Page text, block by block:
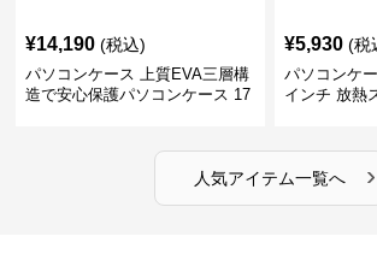
¥14,190 (税込)
パソコンケース 上質EVA三層構
造で安心保護パソコンケース 17
¥5,930 (税
パソコンケ
インチ 放熱
人気アイテム一覧へ ›